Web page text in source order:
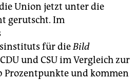
Union jetzt unter die
gerutscht. Im
für dieBild
und CSU im Vergleich zur
Prozentpunkte und kommen